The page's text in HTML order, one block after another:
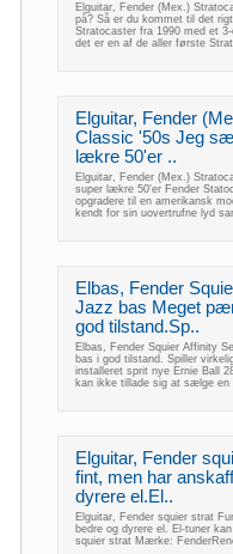
Elguitar, Fender (Mex.)
på? Så er du kommet til det
Stratocaster fra 1990 med et
det er en af de aller første
Elguitar, Fender
Classic '50s Jeg
lækre 50'er ..
Elguitar, Fender (Mex.)
super lækre 50'er Fender
opgradere til en amerikansk
kendt for sin uovertrufne lyd
Elbas, Fender
Jazz bas Meget
god tilstand.Sp..
Elbas, Fender Squier Affinity
bas i god tilstand. Spiller
installeret sprit nye Ernie Ball
kan ikke tillade sig at sælge en
Elguitar, Fender
fint, men har
dyrere el.El..
Elguitar, Fender squier strat
bedre og dyrere el. El-tuner
squier strat Mærke: